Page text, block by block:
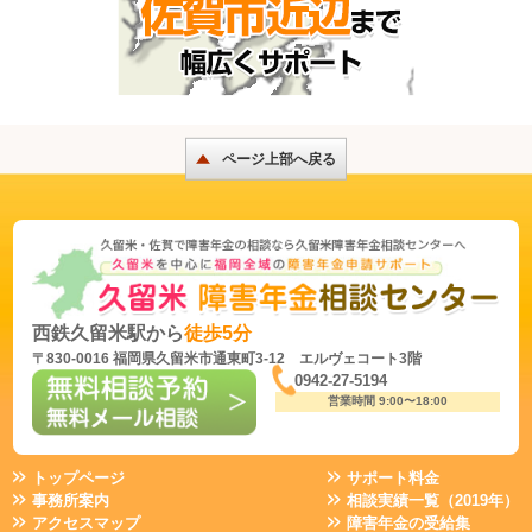
ページ上部へ戻る
西鉄久留米駅から徒歩5分
〒830-0016 福岡県久留米市通東町3-12 エルヴェコート3階
0942-27-5194
営業時間 9:00〜18:00
トップページ
事務所案内
アクセスマップ
サポート料金
相談実績一覧（2019年）
障害年金の受給集